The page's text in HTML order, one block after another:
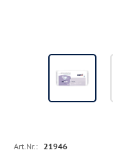
Art.Nr.: 21946